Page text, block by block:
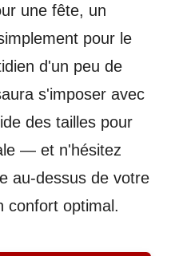
une fête, un
pour le
d'un peu de
s'imposer avec
des tailles pour
— et n'hésitez
au-dessus de votre
confort optimal.